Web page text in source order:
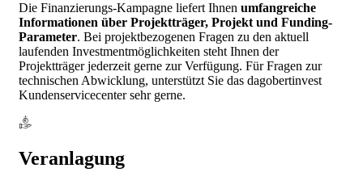
Die Finanzierungs-Kampagne liefert Ihnen umfangreiche
Informationen über Projektträger, Projekt und Funding-
Parameter. Bei projektbezogenen Fragen zu den aktuell
laufenden Investmentmöglichkeiten steht Ihnen der
Projektträger jederzeit gerne zur Verfügung. Für Fragen zur
technischen Abwicklung, unterstützt Sie das dagobertinvest
Kundenservicecenter sehr gerne.
Veranlagung